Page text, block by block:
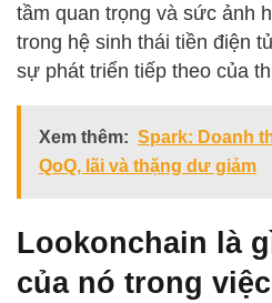
tầm quan trọng và sức ảnh
trong hệ sinh thái tiền điện
sự phát triển tiếp theo của
Xem thêm: Spark: Doanh
QoQ, lãi và thặng dư giảm
Lookonchain là
của nó trong